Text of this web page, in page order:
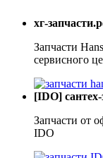
хг-
Запчасти
сервисного
[IDO]
Запчасти от
IDO